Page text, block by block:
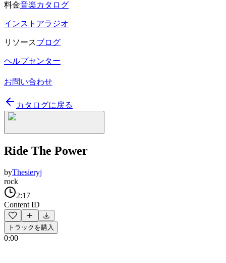
料金音楽カタログ
インストアラジオ
リソースブログ
ヘルプセンター
お問い合わせ
カタログに戻る
Ride The Power
byThesieryj
rock
2:17
Content ID
トラックを購入
0:00